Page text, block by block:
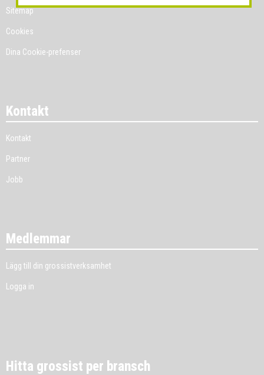
Sitemap
Cookies
Dina Cookie-prefenser
Kontakt
Kontakt
Partner
Jobb
Medlemmar
Lägg till din grossistverksamhet
Logga in
Hitta grossist per bransch